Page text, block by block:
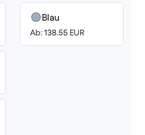
Blau
Ab: 138.55 EUR